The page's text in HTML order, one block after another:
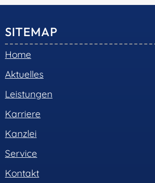
SITEMAP
Home
Aktuelles
Leistungen
Karriere
Kanzlei
Service
Kontakt